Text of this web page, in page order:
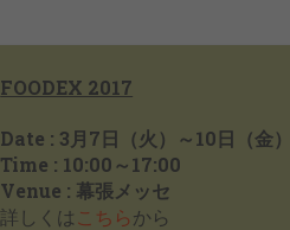
FOODEX 2017
Date : 3月7日（火）～10日（
Time : 10:00～17:00
Venue : 幕張メッセ
詳しくは こちらから